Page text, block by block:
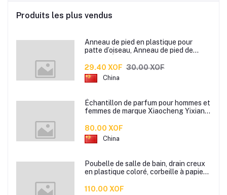
Produits les plus vendus
Anneau de pied en plastique pour
patte d’oiseau, Anneau de pied de
pour oiseaux
29.40 XOF 30.00 XOF
China
Échantillon de parfum pour hommes et
femmes de marque Xiaocheng Yixiang
80.00 XOF
China
Poubelle de salle de bain, drain creux
en plastique coloré, corbeille à papier
110.00 XOF